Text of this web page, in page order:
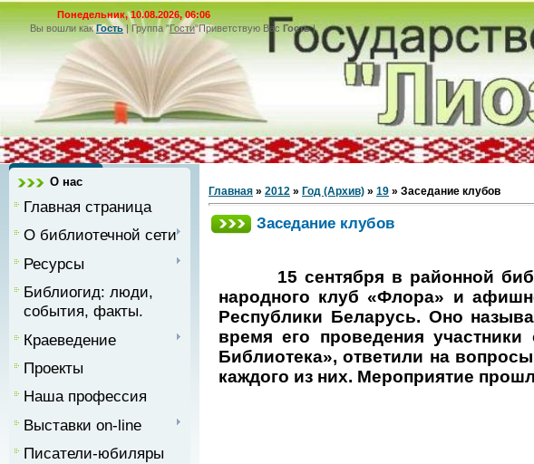
Понедельник, 10.08.2026, 06:06
Вы вошли как Гость|Группа"Гости"Приветствую Вас Гость|
О нас
Главная страница
О библиотечной сети
Ресурсы
Библиогид: люди,
события, факты.
Краеведение
Проекты
Наша профессия
Выставки on-line
Писатели-юбиляры
Главная » 2012 » Год (Архив) » 19 » Заседание клубов
Заседание клубов
15 сентября в районной
народного клуб «Флора» и
Республики Беларусь. Оно
время его проведения
Библиотека», ответили на
каждого из них. Мероприятие